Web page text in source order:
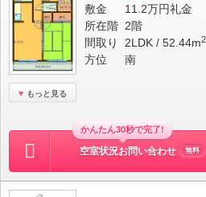
もっと見る
敷金 11.2万円礼金
所在階 2階
間取り
2LDK / 52.44m2
方位 南
かんたん30秒で完了!
空室状況お問い合わせ 無料